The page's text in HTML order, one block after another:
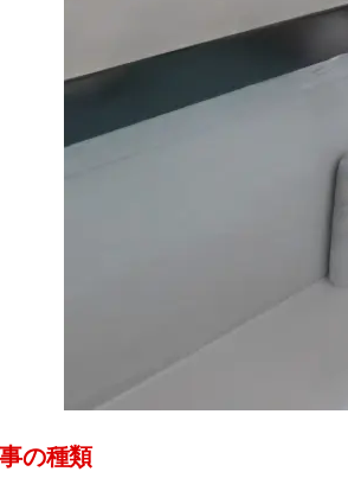
の種類